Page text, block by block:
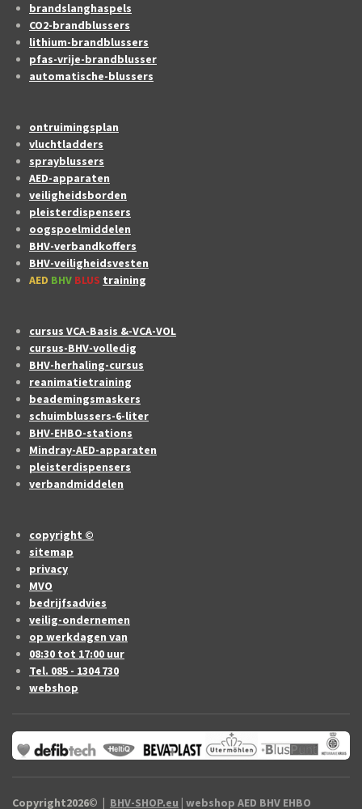
brandslanghaspels
CO2-brandblussers
lithium-brandblussers
pfas-vrije-brandblusser
automatische-blussers
ontruimingsplan
vluchtladders
sprayblussers
AED-apparaten
veiligheidsborden
pleisterdispensers
oogspoelmiddelen
BHV-verbandkoffers
BHV-veiligheidsvesten
AED BHV BLUS training
cursus VCA-Basis &-VCA-VOL
cursus-BHV-volledig
BHV-herhaling-cursus
reanimatietraining
beademingsmaskers
schuimblussers-6-liter
BHV-EHBO-stations
Mindray-AED-apparaten
pleisterdispensers
verbandmiddelen
copyright ©
sitemap
privacy
MVO
bedrijfsadvies
veilig-ondernemen
op werkdagen van
08:30 tot 17:00 uur
Tel. 085 - 1304 730
webshop
Copyright2026© | BHV-SHOP.eu | webshop AED BHV EHBO